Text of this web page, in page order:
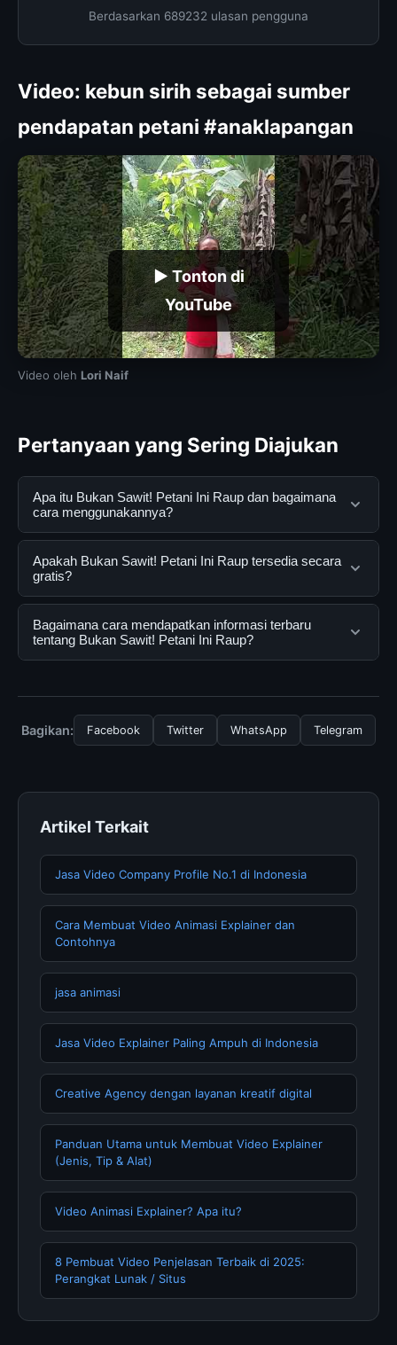
Berdasarkan 689232 ulasan pengguna
Video: kebun sirih sebagai sumber
pendapatan petani #anaklapangan
▶ Tonton di
YouTube
Video oleh Lori Naif
Pertanyaan yang Sering Diajukan
Apa itu Bukan Sawit! Petani Ini Raup dan bagaimana
cara menggunakannya?
Bukan Sawit! Petani Ini Raup adalah layanan digital yang
dirancang untuk membantu pengguna mendapatkan
informasi lengkap dan terpercaya. Anda dapat
menggunakannya dengan mengunjungi situs resmi dan
mengikuti panduan yang tersedia.
Apakah Bukan Sawit! Petani Ini Raup tersedia secara
gratis?
Ya, Bukan Sawit! Petani Ini Raup dapat diakses secara
gratis oleh semua pengguna. Tidak ada biaya
tersembunyi atau langganan yang diperlukan untuk
Bagaimana cara mendapatkan informasi terbaru
tentang Bukan Sawit! Petani Ini Raup?
resmi kami secara berkala. Kami selalu memperbarui
konten dengan informasi terkini dan terpercaya.
Bagikan: Facebook Twitter WhatsApp Telegram
Artikel Terkait
Jasa Video Company Profile No.1 di Indonesia
Cara Membuat Video Animasi Explainer dan
Contohnya
jasa animasi
Jasa Video Explainer Paling Ampuh di Indonesia
Creative Agency dengan layanan kreatif digital
Panduan Utama untuk Membuat Video Explainer
(Jenis, Tip & Alat)
Video Animasi Explainer? Apa itu?
8 Pembuat Video Penjelasan Terbaik di 2025:
Perangkat Lunak / Situs